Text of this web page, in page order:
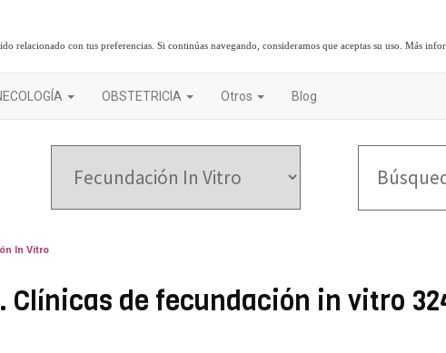
relacionado con tus preferencias. Si continúas navegando, consideramos que aceptas su uso.Más
OBSTETRICIA Otros Blog
In Vitro
Clínicas de fecundación in vitro